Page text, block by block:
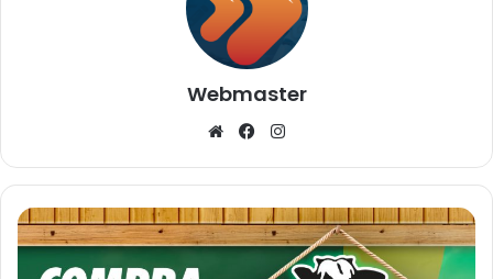
Webmaster
WebsiteFacebook